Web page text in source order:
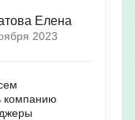
Елена
2023
компанию